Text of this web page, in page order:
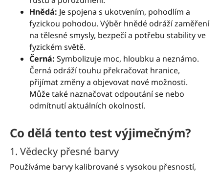
Hnědá: Je spojena s ukotvením, pohodlím a
fyzickou pohodou. Výběr hnědé odráží zaměření
na tělesné smysly, bezpečí a potřebu stability ve
fyzickém světě.
Černá: Symbolizuje moc, hloubku a neznámo.
Černá odráží touhu překračovat hranice,
přijímat změny a objevovat nové možnosti.
Může také naznačovat odpoutání se nebo
odmítnutí aktuálních okolností.
Co dělá tento test výjimečným?
1. Vědecky přesné barvy
Používáme barvy kalibrované s vysokou přesností,